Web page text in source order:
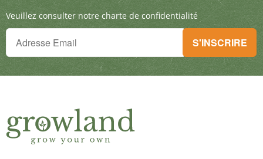
Veuillez consulter notre charte de confidentialité
Tu ne peux plus rien manquer !
Inscris-toi à la newsletter & reçois des offres exceptionnelles.
S'INSCRIRE